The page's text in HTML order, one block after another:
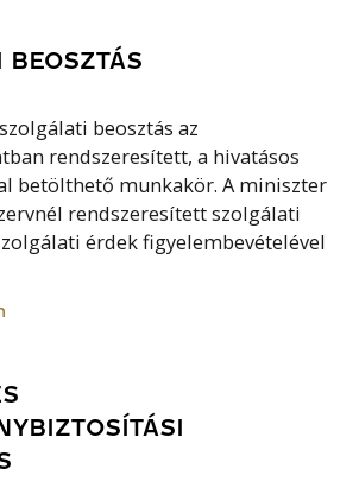
BEOSZTÁS
beosztás az
rendszeresített, a hivatásos
betölthető munkakör. A miniszter
rendszeresített szolgálati
érdek figyelembevételével